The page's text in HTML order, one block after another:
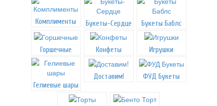
Комплименты Букеты-Сердце Букеты Баблс
Горшечные Конфеты Игрушки
Гелиевые шары
Доставим! ФУД Букеты